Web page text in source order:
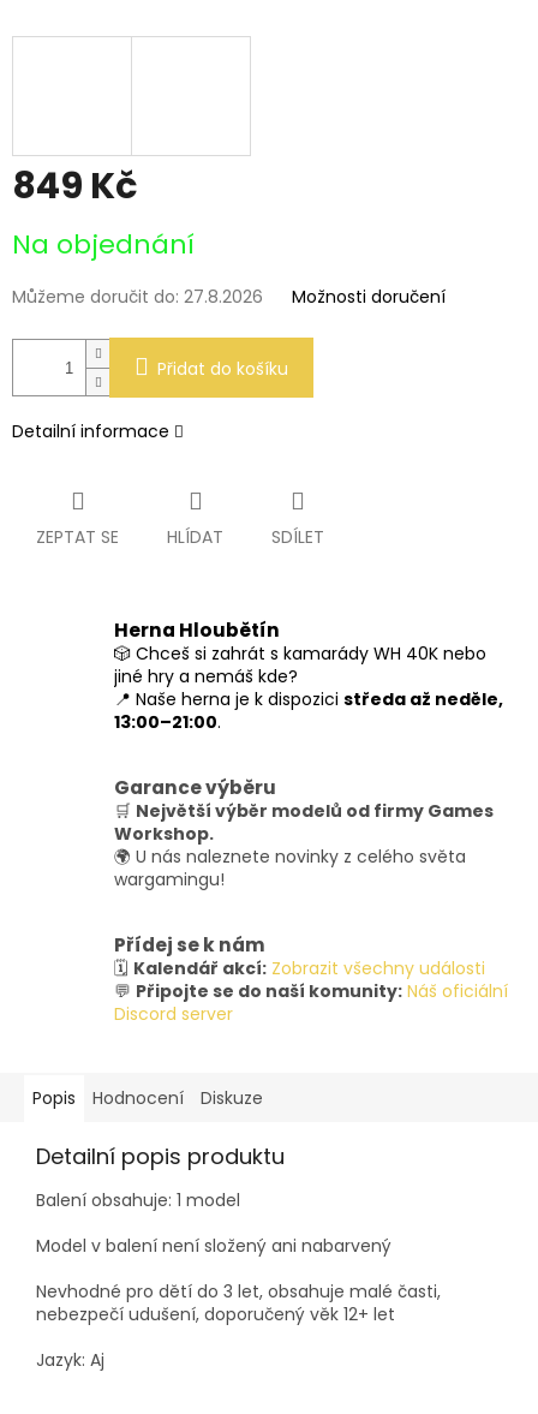
849 Kč
cena:
Na objednání
Můžeme doručit do: 27.8.2026 Možnosti doručení
Přidat do košíku
Detailní informace
ZEPTAT SE HLÍDAT SDÍLET
Herna Hloubětín
🎲 Chceš si zahrát s kamarády WH 40K nebo
jiné hry a nemáš kde?
📍 Naše herna je k dispozici středa až neděle,
13:00–21:00.
Garance výběru
🛒 Největší výběr modelů od firmy Games
Workshop.
🌍 U nás naleznete novinky z celého světa
wargamingu!
Přídej se k nám
🗓️ Kalendář akcí: Zobrazit všechny události
💬 Připojte se do naší komunity: Náš oficiální
Discord server
Popis Hodnocení Diskuze
Detailní popis produktu
Balení obsahuje: 1 model
Model v balení není složený ani nabarvený
Nevhodné pro dětí do 3 let, obsahuje malé časti,
nebezpečí udušení, doporučený věk 12+ let
Jazyk: Aj